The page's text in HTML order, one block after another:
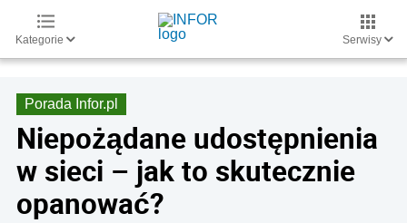
Kategorie Serwisy
Porada Infor.pl
Niepożądane udostępnienia
w sieci – jak to skutecznie
opanować?